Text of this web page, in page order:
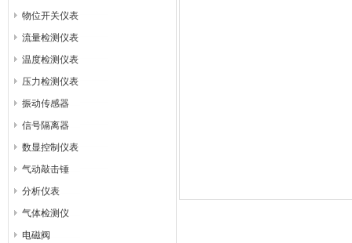
物位开关仪表
流量检测仪表
温度检测仪表
压力检测仪表
振动传感器
信号隔离器
数显控制仪表
气动敲击锤
分析仪表
气体检测仪
电磁阀